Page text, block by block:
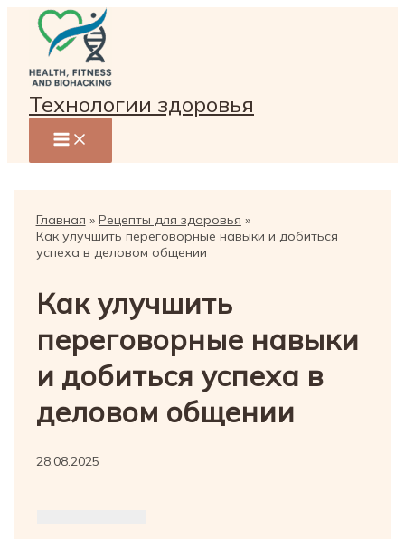
Перейти
содержимому
Технологии здоровья
Главная
Рецепты для здоровья
Как улучшить переговорные навыки и добиться
успеха в деловом общении
Как улучшить
переговорные навыки
и добиться успеха в
деловом общении
28.08.2025